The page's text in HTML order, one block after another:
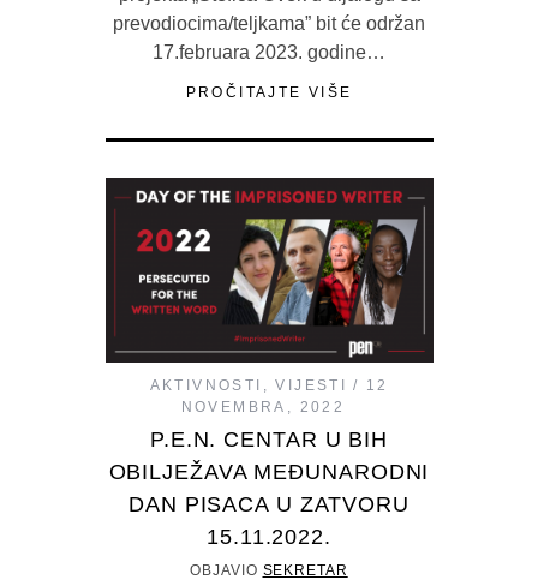
prevodiocima/teljkama” bit će održan
17.februara 2023. godine…
PROČITAJTE VIŠE
AKTIVNOSTI ,VIJESTI
12
NOVEMBRA, 2022
P.E.N. CENTAR U BIH
OBILJEŽAVA MEĐUNARODNI
DAN PISACA U ZATVORU
15.11.2022.
OBJAVIO SEKRETAR